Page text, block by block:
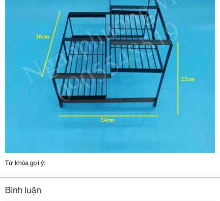
Từ khóa gợi ý:
Bình luận